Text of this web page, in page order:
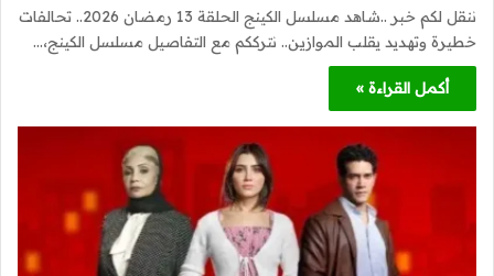
ننقل لكم خبر ..شاهد مسلسل الكينج الحلقة 13 رمضان 2026.. تحالفات
خطيرة وتهديد يقلب الموازين.. نترككم مع التفاصيل مسلسل الكينج،…
أكمل القراءة »